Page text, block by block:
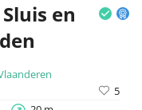
en
5